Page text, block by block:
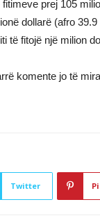
prej 105
dollarë (afro
të fitojë një milion
komente jo të
Twitter